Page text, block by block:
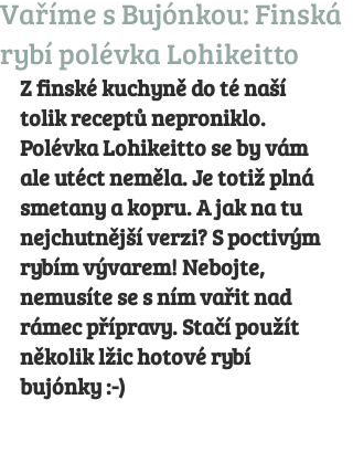
Vaříme s Bujónkou: Finská
rybí polévka Lohikeitto
Z finské kuchyně do té naší
tolik receptů neproniklo.
Polévka Lohikeitto se by vám
ale utéct neměla. Je totiž plná
smetany a kopru. A jak na tu
nejchutnější verzi? S poctivým
rybím vývarem! Nebojte,
nemusíte se s ním vařit nad
rámec přípravy. Stačí použít
několik lžic hotové rybí
bujónky :-)